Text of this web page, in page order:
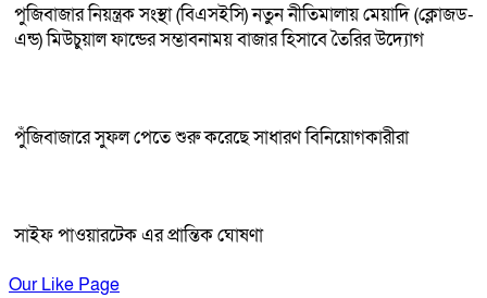
পুজিবাজার নিয়ন্ত্রক সংস্থা (বিএসইসি) নতুন নীতিমালায় মেয়াদি (ক্লোজড-
এন্ড) মিউচুয়াল ফান্ডের সম্ভাবনাময় বাজার হিসাবে তৈরির উদ্যোগ
পুঁজিবাজারে সুফল পেতে শুরু করেছে সাধারণ বিনিয়োগকারীরা
সাইফ পাওয়ারটেক এর প্রান্তিক ঘোষণা
Our Like Page